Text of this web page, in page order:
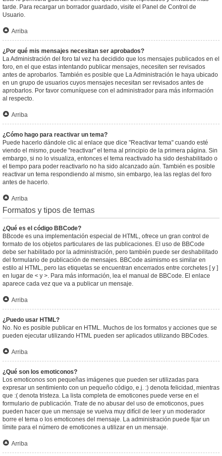
tarde. Para recargar un borrador guardado, visite el Panel de Control de
Usuario.
Arriba
¿Por qué mis mensajes necesitan ser aprobados?
La Administración del foro tal vez ha decidido que los mensajes publicados en el
foro, en el que estas intentando publicar mensajes, necesiten ser revisados
antes de aprobarlos. También es posible que La Administración le haya ubicado
en un grupo de usuarios cuyos mensajes necesitan ser revisados antes de
aprobarlos. Por favor comuníquese con el administrador para más información
al respecto.
Arriba
¿Cómo hago para reactivar un tema?
Puede hacerlo dándole clic al enlace que dice "Reactivar tema" cuando esté
viendo el mismo, puede "reactivar" el tema al principio de la primera página. Sin
embargo, si no lo visualiza, entonces el tema reactivado ha sido deshabilitado o
el tiempo para poder reactivarlo no ha sido alcanzado aún. También es posible
reactivar un tema respondiendo al mismo, sin embargo, lea las reglas del foro
antes de hacerlo.
Arriba
Formatos y tipos de temas
¿Qué es el código BBCode?
BBcode es una implementación especial de HTML, ofrece un gran control de
formato de los objetos particulares de las publicaciones. El uso de BBCode
debe ser habilitado por la administración, pero también puede ser deshabilitado
del formulario de publicación de mensajes. BBCode asimismo es similar en
estilo al HTML, pero las etiquetas se encuentran encerrados entre corchetes [ y ]
en lugar de < y >. Para más información, lea el manual de BBCode. El enlace
aparece cada vez que va a publicar un mensaje.
Arriba
¿Puedo usar HTML?
No. No es posible publicar en HTML. Muchos de los formatos y acciones que se
pueden ejecutar utilizando HTML pueden ser aplicados utilizando BBCodes.
Arriba
¿Qué son los emoticonos?
Los emoticonos son pequeñas imágenes que pueden ser utilizadas para
expresar un sentimiento con un pequeño código, e.j. :) denota felicidad, mientras
que :( denota tristeza. La lista completa de emoticones puede verse en el
formulario de publicación. Trate de no abusar del uso de emoticonos, pues
pueden hacer que un mensaje se vuelva muy difícil de leer y un moderador
borre el tema o los emoticones del mensaje. La administración puede fijar un
límite para el número de emoticones a utilizar en un mensaje.
Arriba